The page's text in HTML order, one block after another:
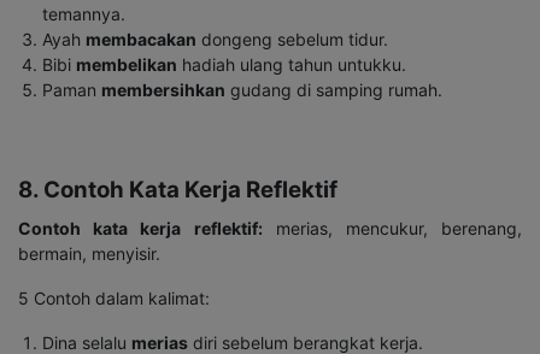
temannya.
Ayah membacakan dongeng sebelum tidur.
Bibi membelikan hadiah ulang tahun untukku.
Paman membersihkan gudang di samping rumah.
8. Contoh Kata Kerja Reflektif
Contoh kata kerja reflektif: merias, mencukur, berenang,
bermain, menyisir.
5 Contoh dalam kalimat:
Dina selalu merias diri sebelum berangkat kerja.